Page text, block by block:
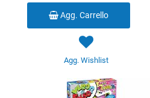
Agg. Carrello
Agg. Wishlist